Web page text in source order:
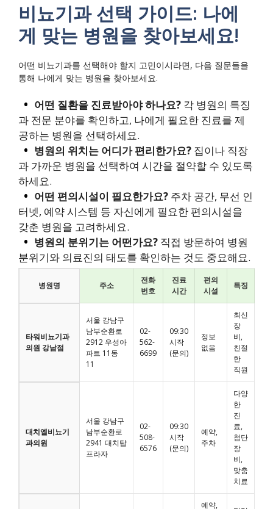
비뇨기과 선택 가이드: 나에
게 맞는 병원을 찾아보세요!
어떤 비뇨기과를 선택해야 할지 고민이시라면, 다음 질문들을
통해 나에게 맞는 병원을 찾아보세요.
어떤 질환을 진료받아야 하나요?각 병원의 특징
과 전문 분야를 확인하고, 나에게 필요한 진료를 제
공하는 병원을 선택하세요.
병원의 위치는 어디가 편리한가요?집이나 직장
과 가까운 병원을 선택하여 시간을 절약할 수 있도록
하세요.
어떤 편의시설이 필요한가요?주차 공간, 무선 인
터넷, 예약 시스템 등 자신에게 필요한 편의시설을
갖춘 병원을 고려하세요.
병원의 분위기는 어떤가요?직접 방문하여 병원
분위기와 의료진의 태도를 확인하는 것도 중요해요.
병원명 주소
전화
번호
진료
시간
편의
시설
특징
타워비뇨기과
의원 강남점
서울 강남구
남부순환로
2912 우성아
파트 11동
11
02-
562-
6699
09:30
시작
(문의)
정보
없음
최신
장
비,
친절
한
직원
대치엘비뇨기
과의원
서울 강남구
남부순환로
2941 대치탑
프라자
02-
508-
6576
09:30
시작
(문의)
예약,
주차
다양
한
진
료,
첨단
장
비,
맞춤
치료
예약,